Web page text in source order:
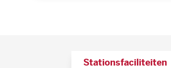
Stationsfaciliteiten